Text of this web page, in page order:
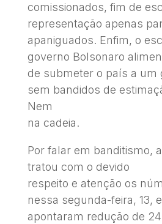
comissionados, fim de
representação apenas
apaniguados. Enfim, o
governo Bolsonaro
de submeter o país a um
sem bandidos de
Nem
na cadeia.
Por falar em banditismo,
tratou com o devido
respeito e atenção os
nessa segunda-feira, 13,
apontaram redução de